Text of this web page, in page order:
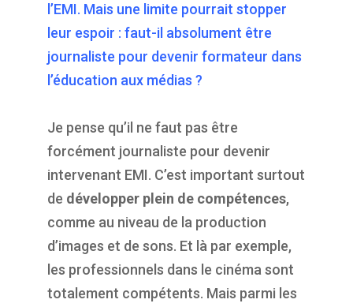
l’EMI. Mais une limite pourrait stopper
leur espoir : faut-il absolument être
journaliste pour devenir formateur dans
l’éducation aux médias ?
Je pense qu’il ne faut pas être
forcément journaliste pour devenir
intervenant EMI. C’est important surtout
de développer plein de compétences,
comme au niveau de la production
d’images et de sons. Et là par exemple,
les professionnels dans le cinéma sont
totalement compétents. Mais parmi les